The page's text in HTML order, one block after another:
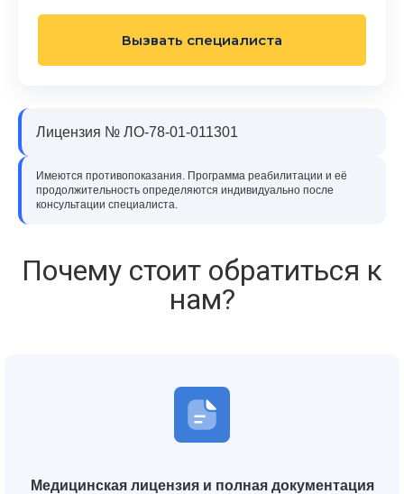
Вызвать специалиста
Лицензия № ЛО-78-01-011301
Имеются противопоказания. Программа реабилитации и её
продолжительность определяются индивидуально после
консультации специалиста.
Почему стоит обратиться к
нам?
Медицинская лицензия и полная документация